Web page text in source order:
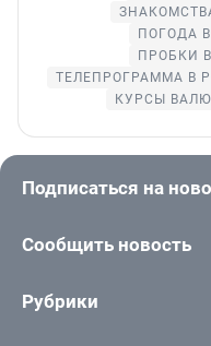
ПОГОДА
ПРОБКИ
ТЕЛЕПРОГРАММА В
КУРСЫ
Подписаться на
Сообщить новость
Рубрики